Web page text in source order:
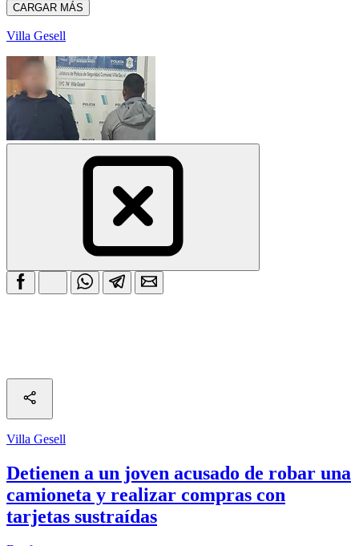
CARGAR MÁS
Villa Gesell
Villa Gesell
Detienen a un joven acusado de robar una
camioneta y realizar compras con
tarjetas sustraídas